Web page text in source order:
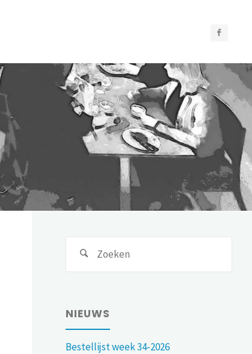
NIEUWS
Bestellijst week 34-2026